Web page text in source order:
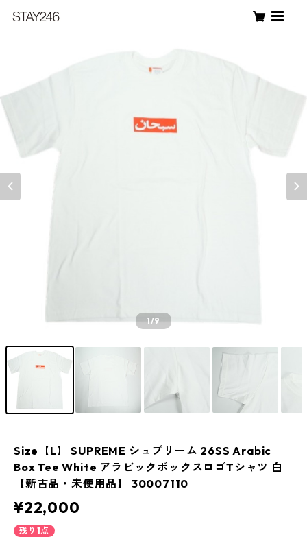
1/9
Size【L】 SUPREME シュプリーム 26SS Arabic
Box Tee White アラビックボックスロゴTシャツ 白
【新古品・未使用品】 30007110
¥22,000
残り1点